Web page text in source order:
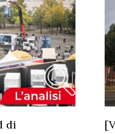
di